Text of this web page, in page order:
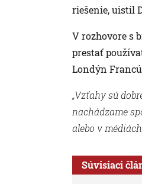
riešenie, uistil
V rozhovore s
prestať
Londýn
„Vzťahy sú
nachádzame
alebo v
Súvisiaci